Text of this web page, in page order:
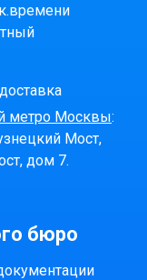
метро Москвы:
Мост,
дом 7.
бюро